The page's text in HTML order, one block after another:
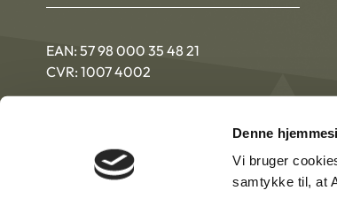
Denne
Vi bruger
samtykke til, at
EAN: 57 98 000 35 48 21
CVR: 1007 4002